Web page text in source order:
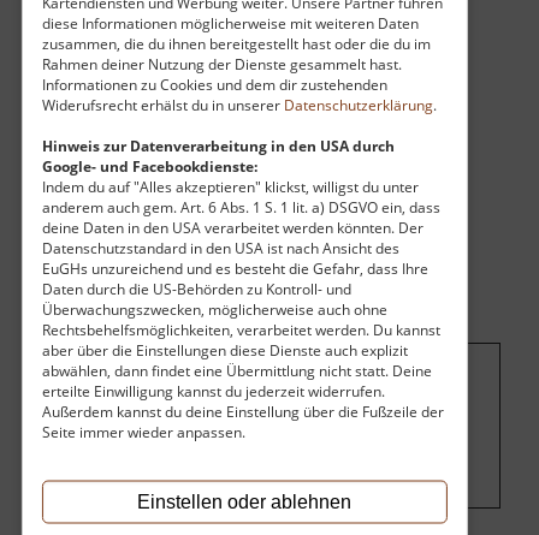
diese Informationen möglicherweise mit weiteren Daten
zusammen, die du ihnen bereitgestellt hast oder die du im
Rahmen deiner Nutzung der Dienste gesammelt hast.
Informationen zu Cookies und dem dir zustehenden
Widerufsrecht erhälst du in unserer Datenschutzerklärung.
Hinweis zur Datenverarbeitung in den USA durch
Google- und Facebookdienste:
Indem du auf "Alles akzeptieren" klickst, willigst du unter
anderem auch gem. Art. 6 Abs. 1 S. 1 lit. a) DSGVO ein, dass
deine Daten in den USA verarbeitet werden könnten. Der
Datenschutzstandard in den USA ist nach Ansicht des
EuGHs unzureichend und es besteht die Gefahr, dass Ihre
Daten durch die US-Behörden zu Kontroll- und
Überwachungszwecken, möglicherweise auch ohne
Rechtsbehelfsmöglichkeiten, verarbeitet werden. Du kannst
aber über die Einstellungen diese Dienste auch explizit
abwählen, dann findet eine Übermittlung nicht statt. Deine
erteilte Einwilligung kannst du jederzeit widerrufen.
Außerdem kannst du deine Einstellung über die Fußzeile der
Seite immer wieder anpassen.
Einstellen oder ablehnen
Areal in der Mitte ist der Ort hier auch ideal für
Familien mit Kindern. Keine Autos und kein
Wasser weit und breit.
Um dieses Projekt zu finanzieren, wird
hier Werbung eingeblendet.Cookie-